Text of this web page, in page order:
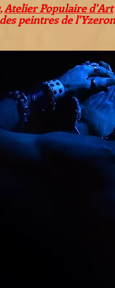
,Atelier Populaire d'Art
peintres de